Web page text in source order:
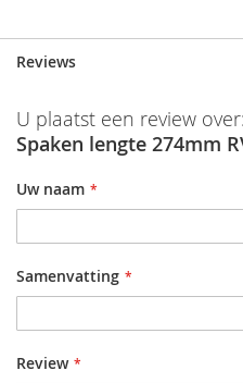
Reviews
U plaatst een review over:
Spaken lengte 274mm
Uw naam
Samenvatting
Review